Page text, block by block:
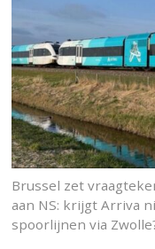
Brussel zet
aan NS: krijgt Arriva
spoorlijnen via